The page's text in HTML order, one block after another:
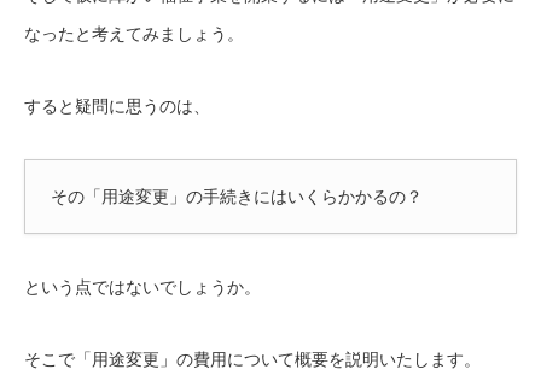
なったと考えてみましょう。
すると疑問に思うのは、
その「用途変更」の手続きにはいくらかかるの？
という点ではないでしょうか。
そこで「用途変更」の費用について概要を説明いたします。